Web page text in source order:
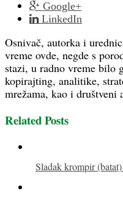
Google+
LinkedIn
Osnivač, autorka i
vreme ovde, negde s
stazi, u radno vreme bilo
kopirajting, analitike,
mrežama, kao i društveni
Related Posts
Sladak krompir